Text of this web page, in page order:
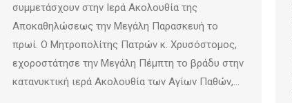
συμμετάσχουν στην Ιερά Ακολουθία της
Αποκαθηλώσεως την Μεγάλη Παρασκευή το
πρωί. Ο Μητροπολίτης Πατρών κ. Χρυσόστομος,
εχοροστάτησε την Μεγάλη Πέμπτη το βράδυ στην
κατανυκτική ιερά Ακολουθία των Αγίων Παθών,…